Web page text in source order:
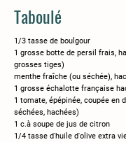
Taboulé
1/3 tasse de boulgour
1 grosse botte de persil frais,
grosses tiges)
menthe fraîche (ou séchée),
1 grosse échalotte française
1 tomate, épépinée, coupée en
séchées, hachées)
1 c.à soupe de jus de citron
1/4 tasse d'huile d'olive extra